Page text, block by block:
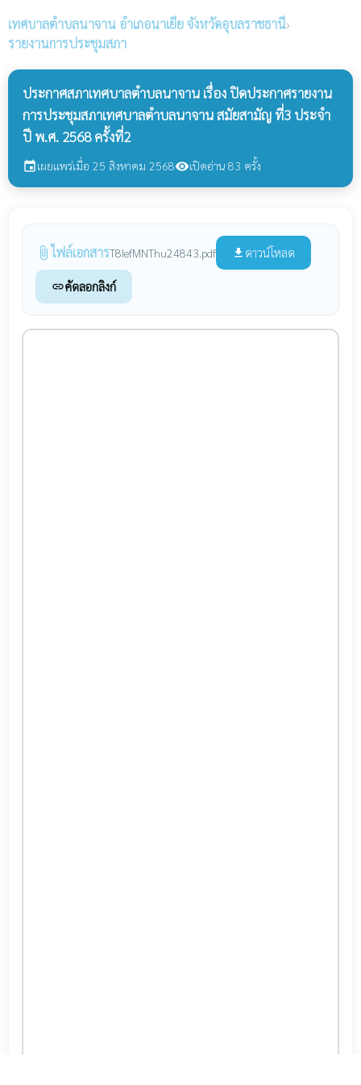
เทศบาลตำบลนาจาน อำเภอนาเยีย จังหวัดอุบลราชธานี›
รายงานการประชุมสภา
ประกาศสภาเทศบาลตำบลนาจาน เรื่อง ปิดประกาศรายงาน
การประชุมสภาเทศบาลตำบลนาจาน สมัยสามัญ ที่3 ประจำ
ปี พ.ศ. 2568 ครั้งที่2
eventเผยแพร่เมื่อ 25 สิงหาคม 2568visibilityเปิดอ่าน 83 ครั้ง
attach_file ไฟล์เอกสารT8IefMNThu24843.pdf file_download ดาวน์โหลด
linkคัดลอกลิงก์